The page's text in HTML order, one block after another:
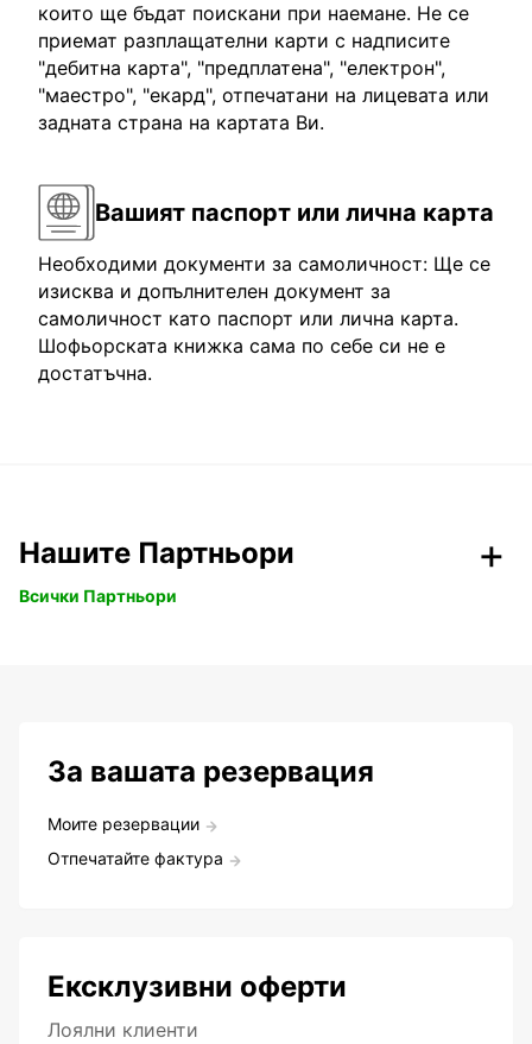
които ще бъдат поискани при наемане. Не се
приемат разплащателни карти с надписите
"дебитна карта", "предплатена", "електрон",
"маестро", "екард", отпечатани на лицевата или
задната страна на картата Ви.
Вашият паспорт или лична карта
Необходими документи за самоличност: Ще се
изисква и допълнителен документ за
самоличност като паспорт или лична карта.
Шофьорската книжка сама по себе си не е
достатъчна.
Нашите Партньори
Всички Партньори
За вашата резервация
Моите резервации
Отпечатайте фактура
Ексклузивни оферти
Лоялни клиенти